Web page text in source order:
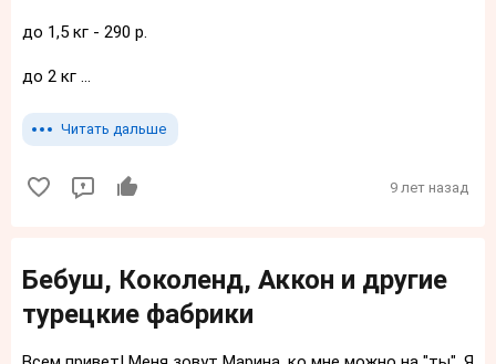
до 1,5 кг - 290 р.
до 2 кг ...
Читать дальше
9 лет назад
Бебуш, Коколенд, Аккон и другие
турецкие фабрики